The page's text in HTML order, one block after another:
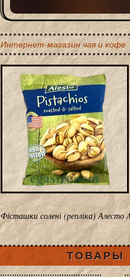
Интернет-магазин чая и кофе
Фісташки солені (репліка)
ТОВАРЫ